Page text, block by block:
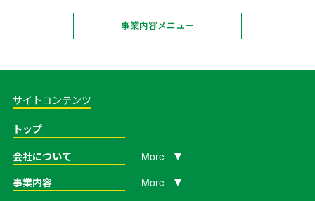
事業内容メニュー
サイトコンテンツ
トップ
会社について More
事業内容 More